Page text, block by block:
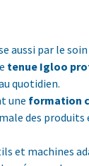
aussi par le
tenue Igloo
quotidien.
une formation
des
et machines